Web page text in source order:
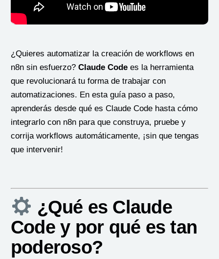
¿Quieres automatizar la creación de workflows en
n8n sin esfuerzo? Claude Code es la herramienta
que revolucionará tu forma de trabajar con
automatizaciones. En esta guía paso a paso,
aprenderás desde qué es Claude Code hasta cómo
integrarlo con n8n para que construya, pruebe y
corrija workflows automáticamente, ¡sin que tengas
que intervenir!
¿Qué es Claude
Code y por qué es tan
poderoso?